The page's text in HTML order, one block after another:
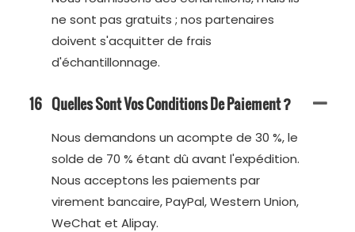
ne sont pas gratuits ; nos partenaires
doivent s'acquitter de frais
d'échantillonnage.
16 Quelles Sont Vos Conditions De Paiement ?
Nous demandons un acompte de 30 %, le
solde de 70 % étant dû avant l'expédition.
Nous acceptons les paiements par
virement bancaire, PayPal, Western Union,
WeChat et Alipay.